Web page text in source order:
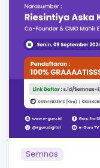
Semnas